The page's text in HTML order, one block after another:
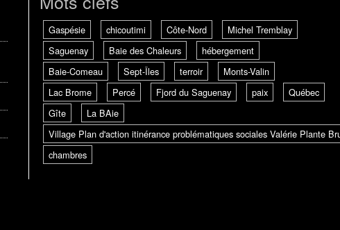
Gaspésie chicoutimi Côte-Nord
Michel Tremblay
Saguenay
Baie des Chaleurs
hébergement
Baie-Comeau
Sept-Îles terroir
Monts-Valin
Lac Brome
Percé Fjord du Saguenay paix
Québec
Gîte
La BAie
Village Plan d'action itinérance problématiques sociales Valérie Plante
chambres